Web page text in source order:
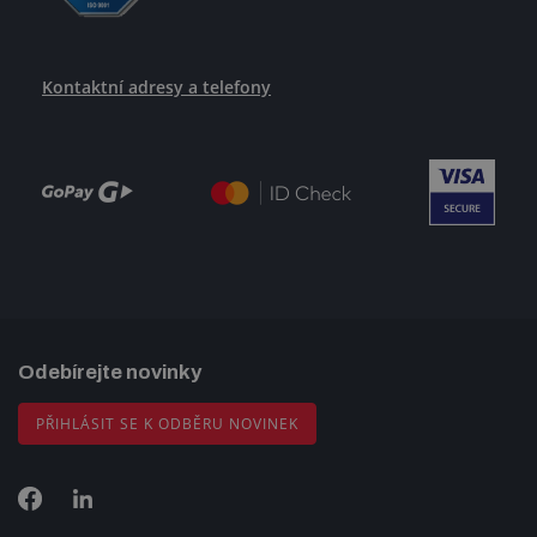
Kontaktní adresy a telefony
Odebírejte novinky
PŘIHLÁSIT SE K ODBĚRU NOVINEK